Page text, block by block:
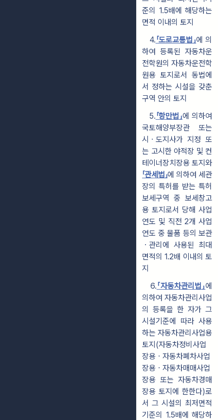
준의 1.5배에 해당하는
면적 이내의 토지
4.「도로교통법」에 의
하여 등록된 자동차운
전학원의 자동차운전학
원용 토지로서 동법에
서 정하는 시설을 갖춘
구역 안의 토지
5.「항만법」에 의하여
국토해양부장관 또는
시ㆍ도지사가 지정 또
는 고시한 야적장 및 컨
테이너장치장용 토지와
「관세법」에 의하여 세관
장의 특허를 받는 특허
보세구역 중 보세창고
용 토지로서 당해 사업
연도 및 직전 2개 사업
연도 중 물품 등의 보관
ㆍ관리에 사용된 최대
면적의 1.2배 이내의 토
지
6.「자동차관리법」에
의하여 자동차관리사업
의 등록을 한 자가 그
시설기준에 따라 사용
하는 자동차관리사업용
토지(자동차정비사업
장용ㆍ자동차폐차사업
장용ㆍ자동차매매사업
장용 또는 자동차경매
장용 토지에 한한다)로
서 그 시설의 최저면적
기준의 1.5배에 해당하